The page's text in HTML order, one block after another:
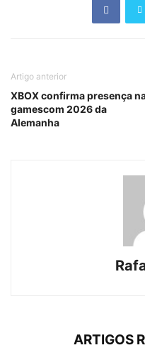
Artigo anterior
XBOX confirma presença
gamescom 2026 da
Alemanha
ARTIGOS